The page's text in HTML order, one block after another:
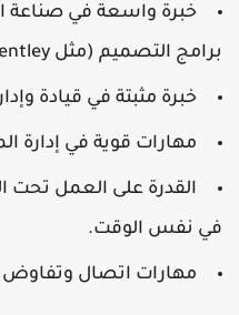
خبرة واسعة في صناعة
برامج التصميم (مثل AutoCAD, CAESAR II, Bentley).
خبرة مثبتة في قيادة
مهارات قوية في إدارة
القدرة على العمل تحت
في نفس الوقت.
مهارات اتصال